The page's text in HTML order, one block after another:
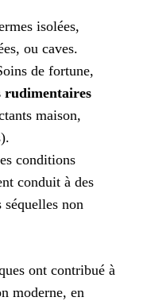
isolées,
ou caves.
de fortune,
rudimentaires
maison,
conditions
conduit à des
séquelles non
ont contribué à
moderne, en